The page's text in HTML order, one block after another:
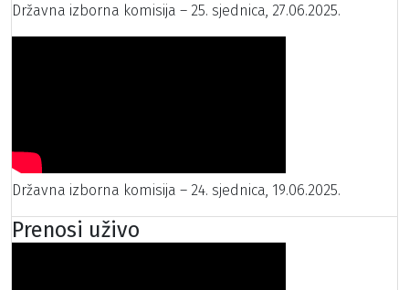
Državna izborna komisija – 25. sjednica, 27.06.2025.
Državna izborna komisija – 24. sjednica, 19.06.2025.
Prenosi uživo